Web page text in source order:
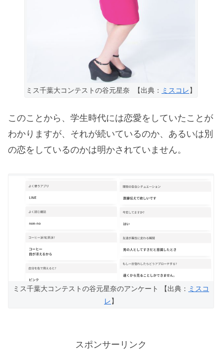
ミス千葉大コンテストの谷元星奈 【出典： ミスコレ】
このことから、学生時代には恋愛をしていたことが
わかりますが、それが続いているのか、あるいは別
の恋をしているのかは明かされていません。
ミス千葉大コンテストの谷元星奈のアンケート 【出典： ミスコ
レ】
スポンサーリンク